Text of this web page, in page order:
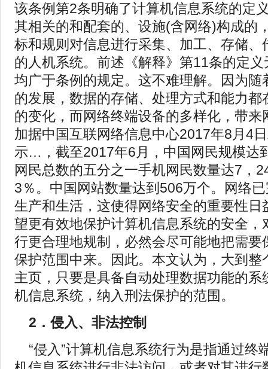
该条例第2条明确了计算机信息系统的定
其相关的和配套的、设施(含网络)构成的
标和规则对信息进行采集、加工、存储、
的人机系统。前述《解释》第11条的定
均广于条例的规定。这不难理解。因为随
的发展，数据的存储、处理方式和能力都
的变化，而网络终端设备的多样化，带来
加据中国互联网络信息中心2017年8月4
示…，截至2017年6月，中国网民规模达
网民总数的五分之一手机网民数量达7，
3％。中国网站数量达到506万个。网络
生产和生活，这使得网络安全的重要性日
望更有效地保护计算机信息系统的安全，
行更合理地规制，必然会尽可能地把需要
保护范围中来。因此。本文认为，大到整
主页，只要是具备自动处理数据功能的系
机信息系统，纳入刑法保护的范围。
2．侵入、非法控制
“侵入”计算机信息系统行为是指通过终